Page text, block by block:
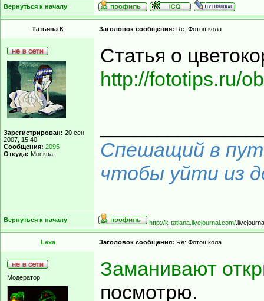
Вернуться к началу
Татьяна К Заголовок сообщения: Re: Фотошкола
Зарегистрирован: 20 сен
2007, 15:40
Сообщения: 2095
Откуда: Москва
Статья о
http://fototips.ru/
Спешащий в
чтобы уйти из
Вернуться к началу http://k-tatiana.livejournal.com/
Lexa Заголовок сообщения: Re: Фотошкола
Модератор
Заманивают
посмотрю.